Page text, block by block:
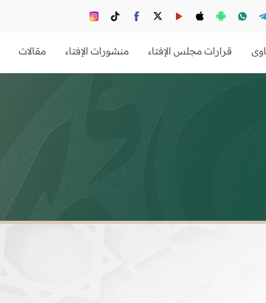
قرارات مجلس الإفتاء منشورات الإفتاء مقالات